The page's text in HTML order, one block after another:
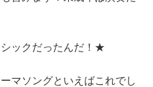
ックだったんだ！★
マソングといえばこれでし